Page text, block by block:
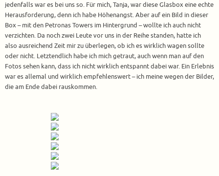
jedenfalls war es bei uns so. Für mich, Tanja, war diese Glasbox eine echte
Herausforderung, denn ich habe Höhenangst. Aber auf ein Bild in dieser
Box – mit den Petronas Towers im Hintergrund – wollte ich auch nicht
verzichten. Da noch zwei Leute vor uns in der Reihe standen, hatte ich
also ausreichend Zeit mir zu überlegen, ob ich es wirklich wagen sollte
oder nicht. Letztendlich habe ich mich getraut, auch wenn man auf den
Fotos sehen kann, dass ich nicht wirklich entspannt dabei war. Ein Erlebnis
war es allemal und wirklich empfehlenswert – ich meine wegen der Bilder,
die am Ende dabei rauskommen.